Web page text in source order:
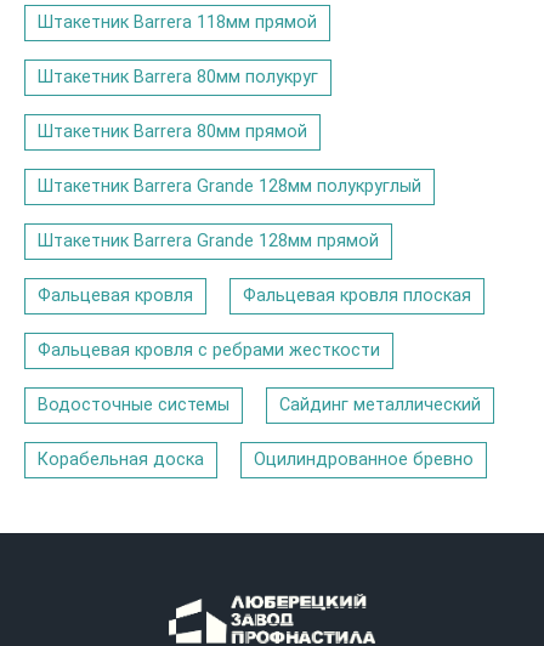
Штакетник Barrera 118мм прямой
Штакетник Barrera 80мм полукруг
Штакетник Barrera 80мм прямой
Штакетник Barrera Grande 128мм полукруглый
Штакетник Barrera Grande 128мм прямой
Фальцевая кровля Фальцевая кровля плоская
Фальцевая кровля с ребрами жесткости
Водосточные системы Сайдинг металлический
Корабельная доска Оцилиндрованное бревно